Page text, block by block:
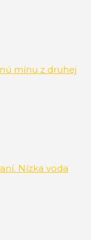
mínu z druhej
Nízka voda